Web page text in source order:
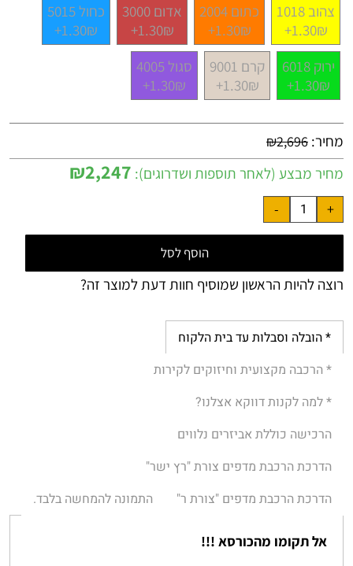
צהוב 1018
1.30₪+
כתום 2004
1.30₪+
אדום 3000
1.30₪+
כחול 5015
1.30₪+
ירוק 6018
1.30₪+
קרם 9001
1.30₪+
סגול 4005
1.30₪+
מחיר: ₪2,696
מחיר מבצע (לאחר תוספות ושדרוגים): ₪2,247
הוסף לסל
רוצה להיות הראשון שמוסיף חוות דעת למוצר זה?
* הובלה וסבלות עד בית הלקוח
* הרכבה מקצועית וחיזוקים לקירות
* למה לקנות דווקא אצלנו?
הרכישה כוללת אביזרים נלווים
הדרכת הרכבת מדפים צורת "רץ ישר"
הדרכת הרכבת מדפים "צורת ר"
התמונה להמחשה בלבד.
אל תקומו מהכורסא !!!